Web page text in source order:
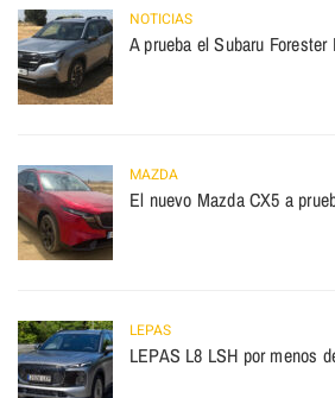
NOTICIAS
A prueba el Subaru Forester
MAZDA
El nuevo Mazda CX5 a
LEPAS
LEPAS L8 LSH por menos